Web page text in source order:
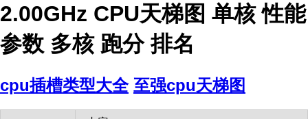
2.00GHz CPU天梯图 单核 性能
参数 多核 跑分 排名
cpu插槽类型大全 至强cpu天梯图